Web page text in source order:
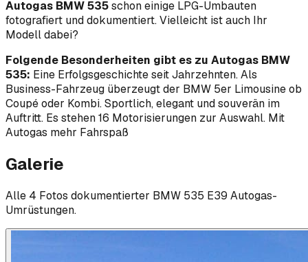
Autogas BMW 535schon einige LPG-Umbauten
fotografiert und dokumentiert. Vielleicht ist auch Ihr
Modell dabei?
Folgende Besonderheiten gibt es zu Autogas BMW
535: Eine Erfolgsgeschichte seit Jahrzehnten. Als
Business-Fahrzeug überzeugt der BMW 5er Limousine ob
Coupé oder Kombi. Sportlich, elegant und souverän im
Auftritt. Es stehen 16 Motorisierungen zur Auswahl. Mit
Autogas mehr Fahrspaß
Galerie
Alle 4 Fotos dokumentierter BMW 535 E39 Autogas-
Umrüstungen.